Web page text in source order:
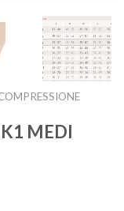
MEDI